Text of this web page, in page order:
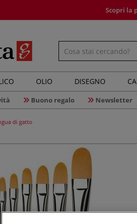
Scopri la
OLIO DISEGNO
Buono regalo Newsletter
di gatto